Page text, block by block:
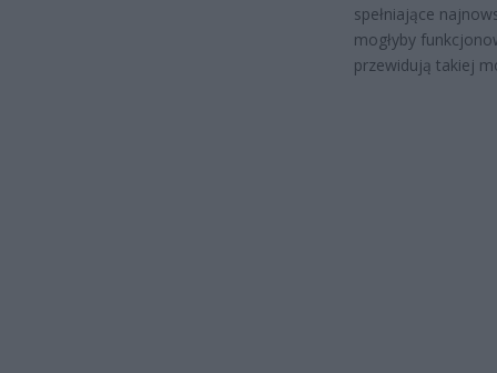
spełniające
mogłyby
przewidują takiej